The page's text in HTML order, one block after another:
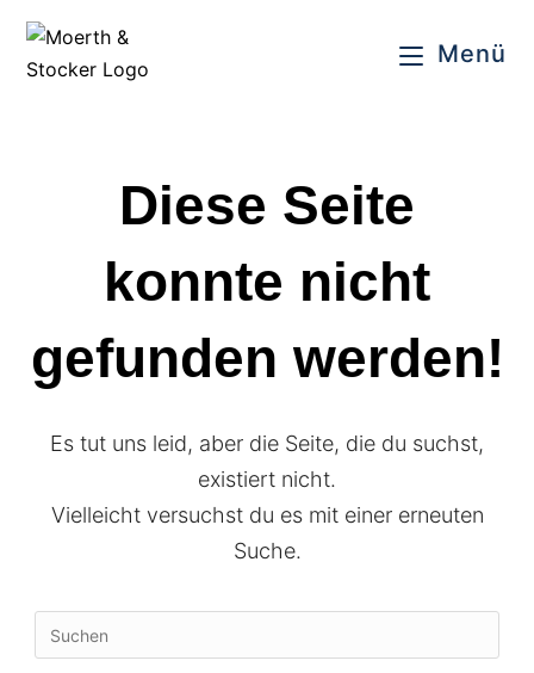
Inhalt
springen
Menü
Diese Seite
konnte nicht
gefunden werden!
Es tut uns leid, aber die Seite, die du suchst,
existiert nicht.
Vielleicht versuchst du es mit einer erneuten
Suche.